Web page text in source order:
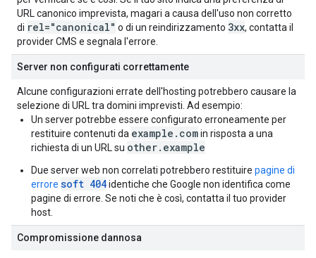
URL canonico imprevista, magari a causa dell'uso non corretto
di rel="canonical" o di un reindirizzamento 3xx, contatta il
provider CMS e segnala l'errore.
Server non configurati correttamente
Alcune configurazioni errate dell'hosting potrebbero causare la
selezione di URL tra domini imprevisti. Ad esempio:
Un server potrebbe essere configurato erroneamente per
restituire contenuti da example.comin risposta a una
richiesta di un URL su other.example
Due server web non correlati potrebbero restituire pagine di
errore soft 404identiche che Google non identifica come
pagine di errore. Se noti che è così, contatta il tuo provider
host.
Compromissione dannosa